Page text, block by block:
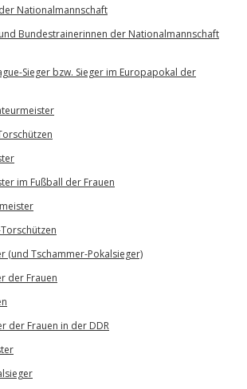
Nationalmannschaft
Bundestrainerinnen der Nationalmannschaft
Sieger bzw. Sieger im Europapokal der
im Fußball der Frauen
(und Tschammer-Pokalsieger)
der Frauen
der Frauen in der DDR